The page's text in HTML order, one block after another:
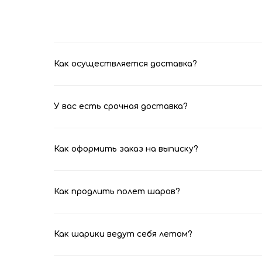
Как осуществляется доставка?
У вас есть срочная доставка?
Как оформить заказ на выписку?
Как продлить полет шаров?
Как шарики ведут себя летом?